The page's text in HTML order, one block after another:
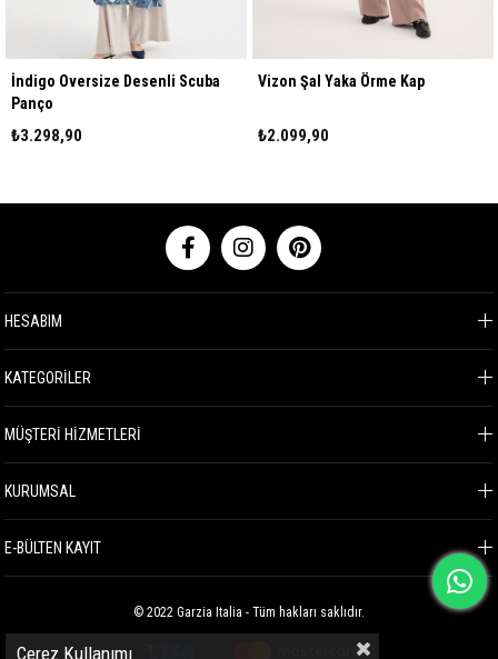
İndigo Oversize Desenli Scuba
Panço
₺3.298,90
Vizon Şal Yaka Örme Kap
₺2.099,90
HESABIM
KATEGORİLER
MÜŞTERİ HİZMETLERİ
KURUMSAL
E-BÜLTEN KAYIT
© 2022 Garzia Italia - Tüm hakları saklıdır.
Çerez Kullanımı